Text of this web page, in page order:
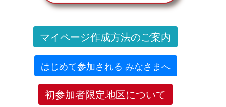
マイページ作成方法のご案内
はじめて参加される みなさまへ
初参加者限定地区について